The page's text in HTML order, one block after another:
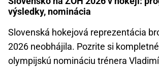
výsledky, nominácia
Slovenská hokejová reprezentácia
2026 neobhájila. Pozrite si
olympijskú nomináciu trénera